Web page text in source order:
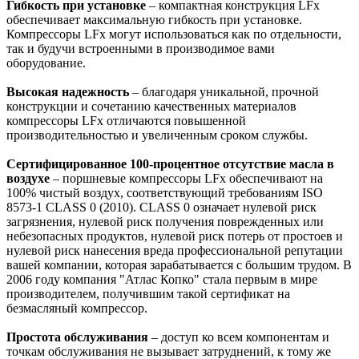
Гибкость при установке – компактная конструкция LFx
обеспечивает максимальную гибкость при установке.
Компрессоры LFx могут использоваться как по отдельности,
так и будучи встроенными в производимое вами
оборудование.
Высокая надежность – благодаря уникальной, прочной
конструкции и сочетанию качественных материалов
компрессоры LFx отличаются повышенной
производительностью и увеличенным сроком службы.
Сертифицированное 100-процентное отсутствие масла в
воздухе – поршневые компрессоры LFx обеспечивают на
100% чистый воздух, соответствующий требованиям ISO
8573-1 CLASS 0 (2010). CLASS 0 означает нулевой риск
загрязнения, нулевой риск получения поврежденных или
небезопасных продуктов, нулевой риск потерь от простоев и
нулевой риск нанесения вреда профессиональной репутации
вашей компании, которая зарабатывается с большим трудом. В
2006 году компания "Атлас Копко" стала первым в мире
производителем, получившим такой сертификат на
безмасляный компрессор.
Простота обслуживания – доступ ко всем компонентам и
точкам обслуживания не вызывает затруднений, к тому же